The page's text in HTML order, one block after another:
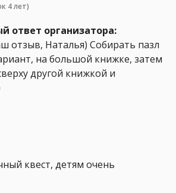
4 лет)
ответ организатора:
отзыв, Наталья) Собирать пазл
на большой книжке, затем
другой книжкой и
квест, детям очень